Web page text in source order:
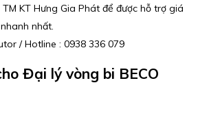
KT Hưng Gia Phát để được hỗ trợ giá
nhất.
/ Hotline : 0938 336 079
Đại lý vòng bi BECO